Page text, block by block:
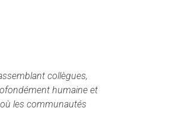
collègues,
humaine et
les communautés